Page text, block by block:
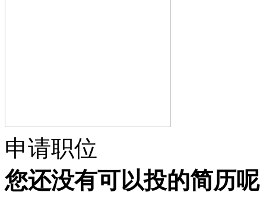
申请职位
您还没有可以投的简历呢